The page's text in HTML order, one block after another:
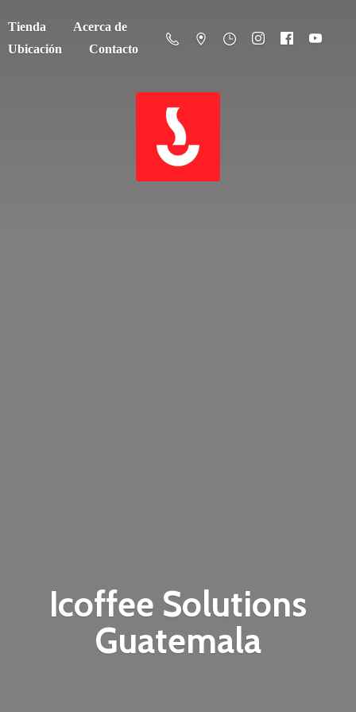
Tienda
Acerca de
Ubicación
Contacto
Icoffee Solutions
Guatemala